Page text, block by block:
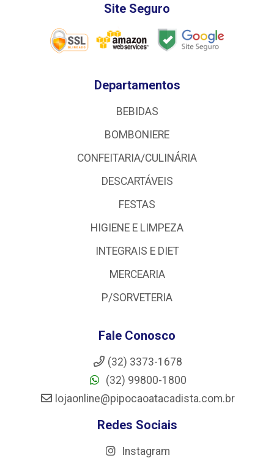
Site Seguro
Departamentos
BEBIDAS
BOMBONIERE
CONFEITARIA/CULINÁRIA
DESCARTÁVEIS
FESTAS
HIGIENE E LIMPEZA
INTEGRAIS E DIET
MERCEARIA
P/SORVETERIA
Fale Conosco
(32) 3373-1678
(32) 99800-1800
lojaonline@pipocaoatacadista.com.br
Redes Sociais
Instagram